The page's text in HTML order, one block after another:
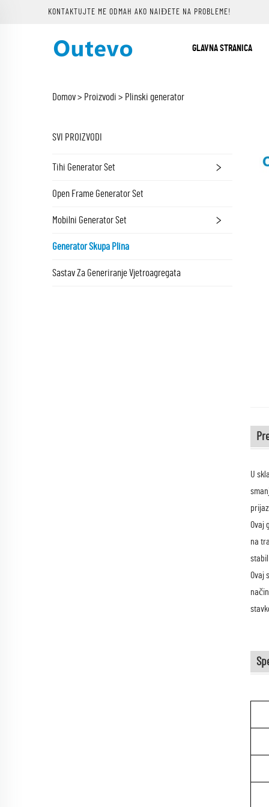
KONTAKTUJTE ME ODMAH AKO NAIĐETE NA PROBLEME!
GLAVNA STRANICA
Domov > Proizvodi > Plinski generator
SVI PROIZVODI
Tihi Generator Set
Open Frame Generator Set
Mobilni Generator Set
Generator Skupa Plina
Sastav Za Generiranje Vjetroagregata
U
Ovaj
na
Ovaj